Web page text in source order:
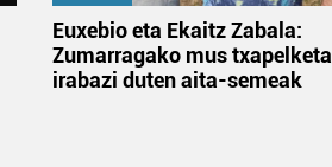
Euxebio eta Ekaitz Zabala:
Zumarragako mus txapelketa
irabazi duten aita-semeak